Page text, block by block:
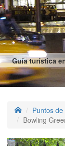
Guía turística
Puntos
Bowling